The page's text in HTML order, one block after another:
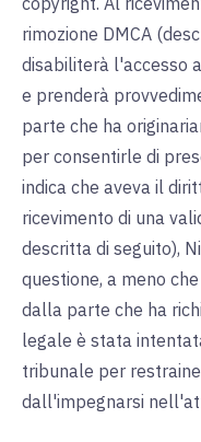
rimozione DMCA
disabiliterà l'accesso
e prenderà
parte che ha
per consentirle di
indica che aveva il
ricevimento di una
descritta di seguito),
questione, a meno
dalla parte che ha
legale è stata
tribunale per
dall'impegnarsi